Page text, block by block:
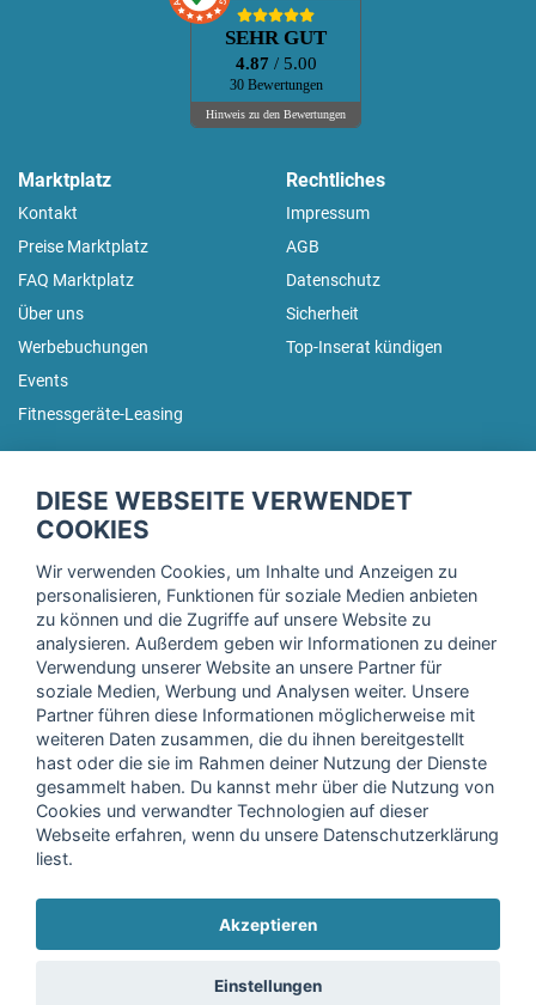
SEHR GUT
4.87 / 5.00
30 Bewertungen
Hinweis zu den Bewertungen
Marktplatz
Kontakt
Preise Marktplatz
FAQ Marktplatz
Über uns
Werbebuchungen
Events
Fitnessgeräte-Leasing
Rechtliches
Impressum
AGB
Datenschutz
Sicherheit
Top-Inserat kündigen
Trage dich hier für unseren Newsletter ein und erhalte regelmäßig
Ich stimme der Verarbeitung meiner Daten, wie in der
Einwilligungserklärungder fitnessmarkt.de services GmbH
beschrieben, zu und bestätige, dass ich das 16. Lebensjahr
vollendet habe. Ich kann diese Einwilligung jederzeit mit
Wirkung für die Zukunft widerrufen. Weitere Informationen
finden Sie in unsererDatenschutzerklärung.
Copyright © 2026 fitnessmarkt.de services GmbH
DIESE WEBSEITE VERWENDET
COOKIES
Wir verwenden Cookies, um Inhalte und Anzeigen zu
personalisieren, Funktionen für soziale Medien anbieten
zu können und die Zugriffe auf unsere Website zu
analysieren. Außerdem geben wir Informationen zu deiner
Verwendung unserer Website an unsere Partner für
soziale Medien, Werbung und Analysen weiter. Unsere
Partner führen diese Informationen möglicherweise mit
weiteren Daten zusammen, die du ihnen bereitgestellt
hast oder die sie im Rahmen deiner Nutzung der Dienste
gesammelt haben. Du kannst mehr über die Nutzung von
Cookies und verwandter Technologien auf dieser
Webseite erfahren, wenn du unsere Datenschutzerklärung
liest.
Akzeptieren
Einstellungen